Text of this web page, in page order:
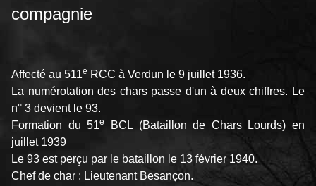
compagnie
Affecté au 511e RCC à Verdun le 9 juillet 1936.
La numérotation des chars passe d'un à deux chiffres. Le
n° 3 devient le 93.
Formation du 51e
BCL (Bataillon de Chars Lourds) en
juillet 1939
Le 93 est perçu par le bataillon le 13 février 1940.
Chef de char : Lieutenant Besançon.